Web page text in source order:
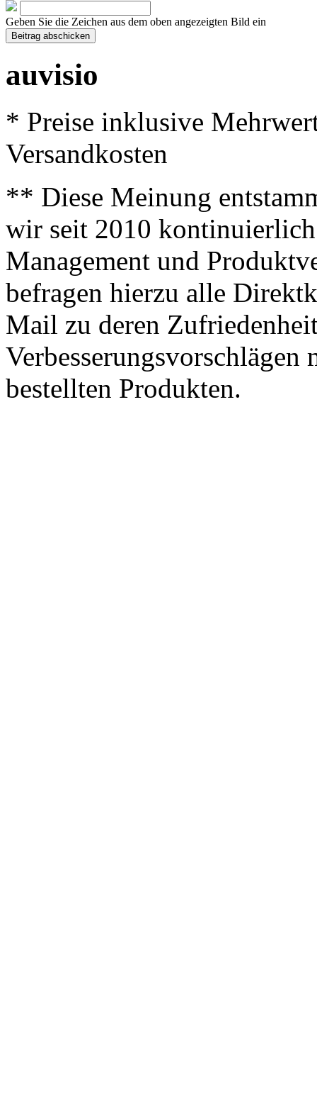
Geben Sie die Zeichen aus dem oben angezeigten Bild ein
auvisio
* Preise inklusive
Versandkosten
** Diese Meinung
wir seit 2010
Management und
befragen hierzu alle
Mail zu deren
bestellten Produkten.